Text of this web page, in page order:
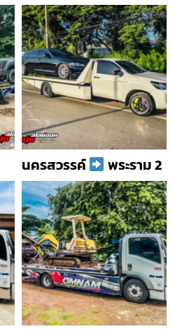
นครสวรรค์ พระราม 2